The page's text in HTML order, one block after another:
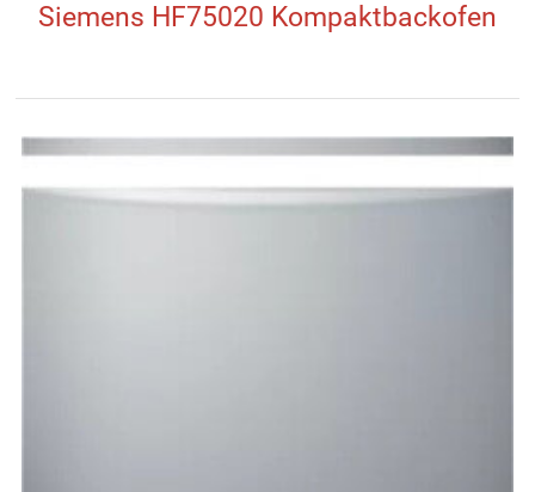
Siemens HF75020 Kompaktbackofen